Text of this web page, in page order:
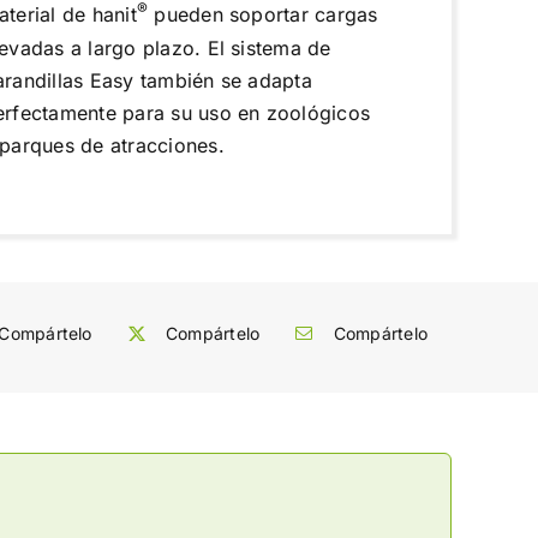
de hanit® pueden soportar cargas
a largo plazo. El sistema de
Easy también se adapta
para su uso en zoológicos
de atracciones.
Compártelo Compártelo